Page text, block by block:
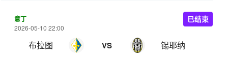
意丁
2026-05-10 22:00
布拉图 VS 锡耶纳
已结束